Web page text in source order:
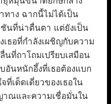
ทาง ฉากนี้ไม่ได้เป็น
ชันที่น่าตื่นตา แต่ยังเป็น
ธอที่กำลังเผชิญกับความ
ที่ถาโถมเปรียบเสมือน
อันหนักอึ้งที่เธอต้องแบก
ที่เด็ดเดี่ยวของเธอใน
ณและความเชื่อมั่นใน